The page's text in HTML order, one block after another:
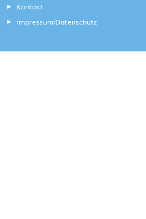
Kontakt
Impressum/Datenschutz